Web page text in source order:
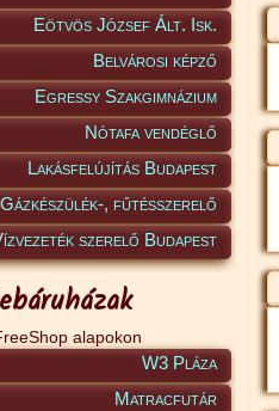
Eötvös József Ált. Isk.
Belvárosi képző
Egressy Szakgimnázium
Nótafa vendéglő
Lakásfelújítás Budapest
Gázkészülék-, fűtésszerelő
szerelő Budapest
alapokon
W3 Pláza
Matracfutár